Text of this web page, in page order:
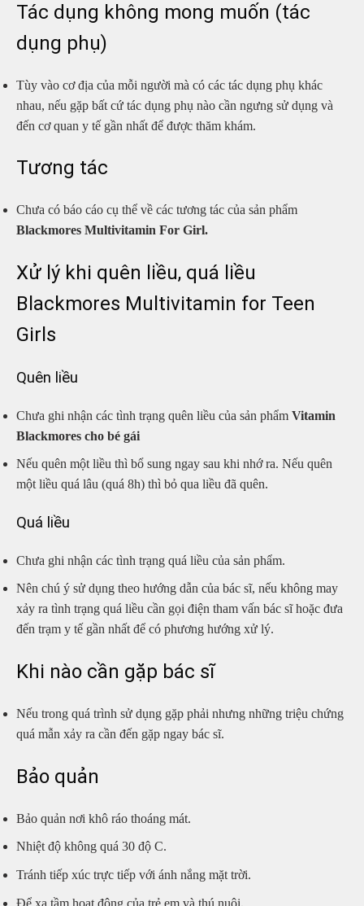
Tác dụng không mong muốn (tác
dụng phụ)
Tùy vào cơ địa của mỗi người mà có các tác dụng phụ khác
nhau, nếu gặp bất cứ tác dụng phụ nào cần ngưng sử dụng và
đến cơ quan y tế gần nhất để được thăm khám.
Tương tác
Chưa có báo cáo cụ thể về các tương tác của sản phẩm
Blackmores Multivitamin For Girl.
Xử lý khi quên liều, quá liều
Blackmores Multivitamin for Teen
Girls
Quên liều
Chưa ghi nhận các tình trạng quên liều của sản phẩm Vitamin
Blackmores cho bé gái
Nếu quên một liều thì bổ sung ngay sau khi nhớ ra. Nếu quên
một liều quá lâu (quá 8h) thì bỏ qua liều đã quên.
Quá liều
Chưa ghi nhận các tình trạng quá liều của sản phẩm.
Nên chú ý sử dụng theo hướng dẫn của bác sĩ, nếu không may
xảy ra tình trạng quá liều cần gọi điện tham vấn bác sĩ hoặc đưa
đến trạm y tế gần nhất để có phương hướng xử lý.
Khi nào cần gặp bác sĩ
Nếu trong quá trình sử dụng gặp phải nhưng những triệu chứng
quá mẫn xảy ra cần đến gặp ngay bác sĩ.
Bảo quản
Bảo quản nơi khô ráo thoáng mát.
Nhiệt độ không quá 30 độ C.
Tránh tiếp xúc trực tiếp với ánh nắng mặt trời.
Để xa tầm hoạt động của trẻ em và thú nuôi.